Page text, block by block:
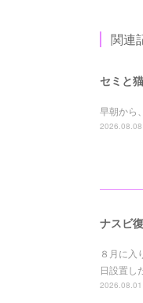
関連
セミと猫
早朝から
ナスビ
８月に入
日設置し